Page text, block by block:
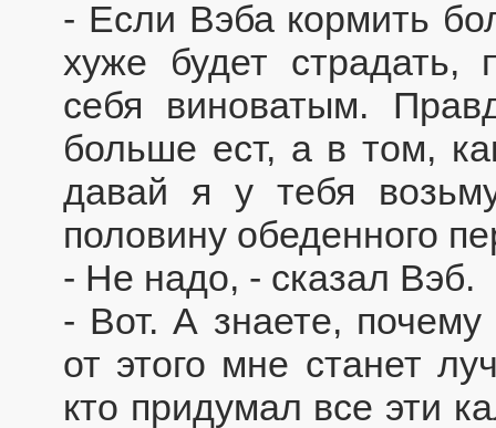
- Если Вэба кормить
хуже будет страдать,
себя виноватым.
больше ест, а в том,
давай я у тебя
половину обеденного
- Не надо, - сказал Вэб.
- Вот. А знаете,
от этого мне станет
кто придумал все эти